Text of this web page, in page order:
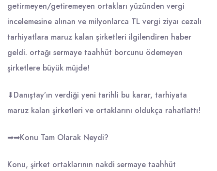
getirmeyen/getiremeyen ortakları yüzünden vergi
incelemesine alınan ve milyonlarca TL vergi ziyaı cezalı
tarhiyatlara maruz kalan şirketleri ilgilendiren haber
geldi. ortağı sermaye taahhüt borcunu ödemeyen
şirketlere büyük müjde!
⬇Danıştay’ın verdiği yeni tarihli bu karar, tarhiyata
maruz kalan şirketleri ve ortaklarını oldukça rahatlattı!
➡➡Konu Tam Olarak Neydi?
Konu, şirket ortaklarının nakdi sermaye taahhüt